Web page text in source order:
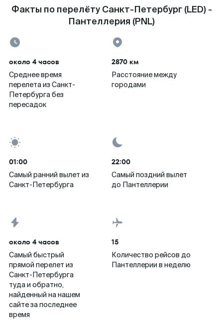
Факты по перелёту Санкт-Петербург (LED) -
Пантеллерия (PNL)
около 4 часов
Среднее время
перелета из Санкт-
Петербурга без
пересадок
2870 км
Расстояние между
городами
01:00
Самый ранний вылет из
Санкт-Петербурга
22:00
Самый поздний вылет
до Пантеллерии
около 4 часов
Самый быстрый
прямой перелет из
Санкт-Петербурга
туда и обратно,
найденный на нашем
сайте за последнее
время
15
Количество рейсов до
Пантеллерии в неделю